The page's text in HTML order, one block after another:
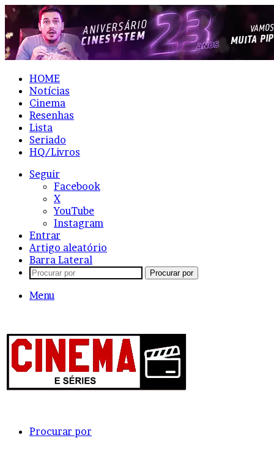
HOME
Notícias
Cinema
Resenhas
Lista
Seriado
HQ/Livros
Seguir
Facebook
X
YouTube
Instagram
Entrar
Artigo aleatório
Barra Lateral
Procurar por
Menu
Procurar por